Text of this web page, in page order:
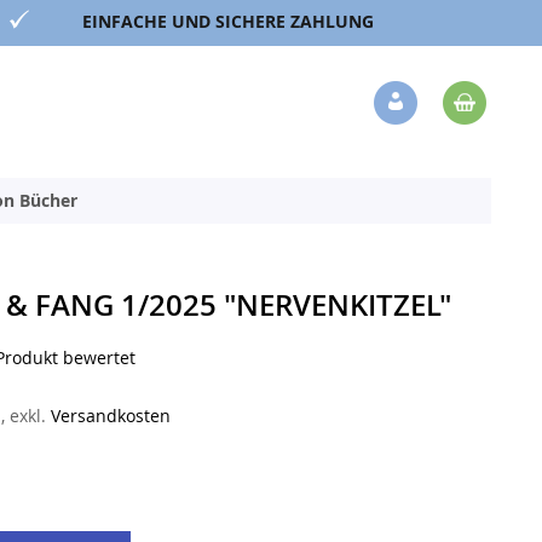
EINFACHE UND SICHERE ZAHLUNG
Veränderung
Bücher
& FANG 1/2025 "NERVENKITZEL"
bewertet
, exkl. Versandkosten